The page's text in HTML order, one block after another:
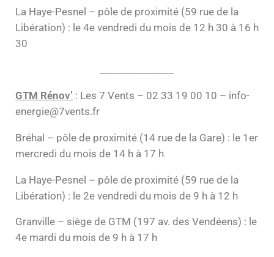
La Haye-Pesnel – pôle de proximité (59 rue de la
Libération) : le 4e vendredi du mois de 12 h 30 à 16 h
30
GTM Rénov’ : Les 7 Vents – 02 33 19 00 10 – info-
energie@7vents.fr
Bréhal – pôle de proximité (14 rue de la Gare) : le 1er
mercredi du mois de 14 h à 17 h
La Haye-Pesnel – pôle de proximité (59 rue de la
Libération) : le 2e vendredi du mois de 9 h à 12 h
Granville – siège de GTM (197 av. des Vendéens) : le
4e mardi du mois de 9 h à 17 h